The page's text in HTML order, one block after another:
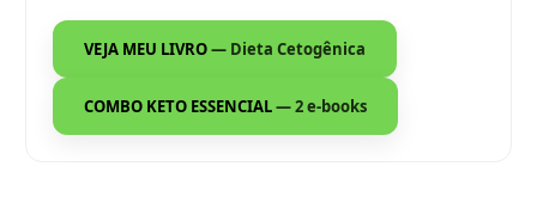
VEJA MEU LIVRO— Dieta Cetogênica
COMBO KETO ESSENCIAL— 2 e-books